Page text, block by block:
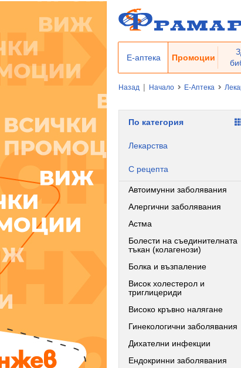
Е-аптека Промоции
Назад | Начало Е-Аптека
По категория
Лекарства
С рецепта
Автоимунни заболявания
Алергични заболявания
Астма
Болести на съединителната
тъкан (колагенози)
Болка и възпаление
Висок холестерол и
триглицериди
Високо кръвно налягане
Гинекологични заболявания
Дихателни инфекции
Ендокринни заболявания